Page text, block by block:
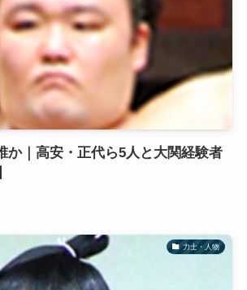
か｜高安・正代ら5人と大関経験者
力士・人物